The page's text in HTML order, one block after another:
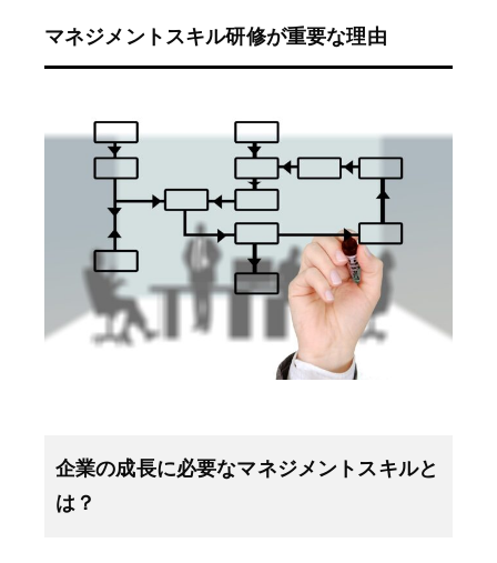
マネジメントスキル研修が重要な理由
企業の成長に必要なマネジメントスキルと
は？